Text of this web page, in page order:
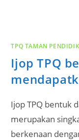
TPQ TAMAN
Ijop TPQ
Ijop TPQ bentuk
merupakan
berkenaan